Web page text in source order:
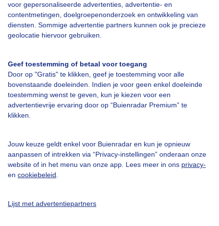
voor gepersonaliseerde advertenties, advertentie- en
contentmetingen, doelgroepenonderzoek en ontwikkeling van
diensten. Sommige advertentie partners kunnen ook je precieze
geolocatie hiervoor gebruiken.
Geef toestemming of betaal voor toegang
Door op "Gratis" te klikken, geef je toestemming voor alle
bovenstaande doeleinden. Indien je voor geen enkel doeleinde
toestemming wenst te geven, kun je kiezen voor een
advertentievrije ervaring door op “Buienradar Premium” te
klikken.
Jouw keuze geldt enkel voor Buienradar en kun je opnieuw
aanpassen of intrekken via “Privacy-instellingen” onderaan onze
website of in het menu van onze app. Lees meer in ons privacy-
en cookiebeleid
Lijst met advertentiepartners
Over Buienradar
Veelgestelde vragen
Contact
Toegankelijkheid
Buienradar Team
Privacy instellingen